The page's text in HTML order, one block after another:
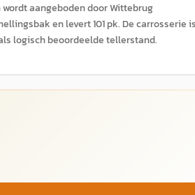
wordt aangeboden door Wittebrug
en levert 101 pk. De carrosserie
logisch beoordeelde tellerstand.